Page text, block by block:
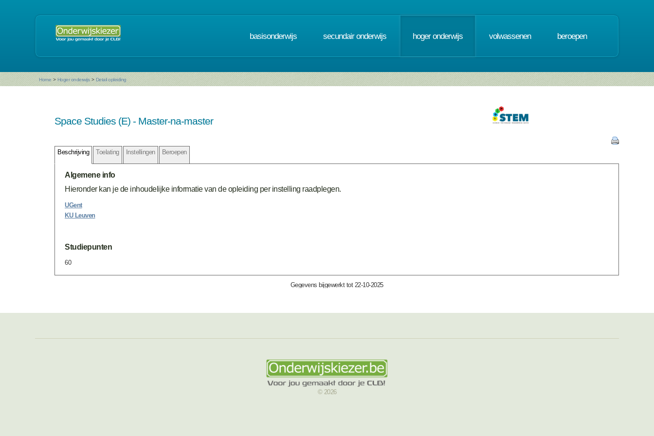
basisonderwijs secundair onderwijs hoger onderwijs volwassenen beroepen
Home > Hoger onderwijs > Detail opleiding
Space Studies (E) - Master-na-master
Beschrijving Toelating Instellingen Beroepen
Algemene info
Hieronder kan je de inhoudelijke informatie van de opleiding per instelling raadplegen.
UGent
KU Leuven
Studiepunten
60
Gegevens bijgewerkt tot 22-10-2025
© 2026